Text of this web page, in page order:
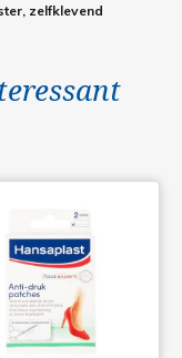
zelfklevend